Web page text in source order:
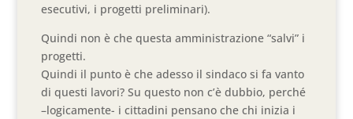
esecutivi, i progetti preliminari).
Quindi non è che questa amministrazione “salvi” i
progetti.
Quindi il punto è che adesso il sindaco si fa vanto
di questi lavori? Su questo non c’è dubbio, perché
–logicamente- i cittadini pensano che chi inizia i